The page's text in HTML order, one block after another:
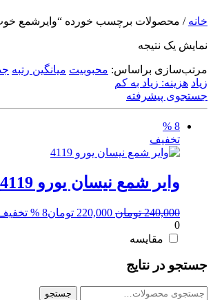
خانه / محصولات برچسب خورده “وایرشمع
نمایش یک نتیجه
مرتب‌سازی براساس: محبوبیت میانگین رتبه
زیاد هزینه: زیاد به کم
جستجوی پیشرفته
8 %
تخفیف
وایر شمع نیسان یورو 4119
240,000 تومان قیمت
220,000 تومان8 % تخفیف
0
مقایسه
جستجو در نتایج
جستجو
جستجو